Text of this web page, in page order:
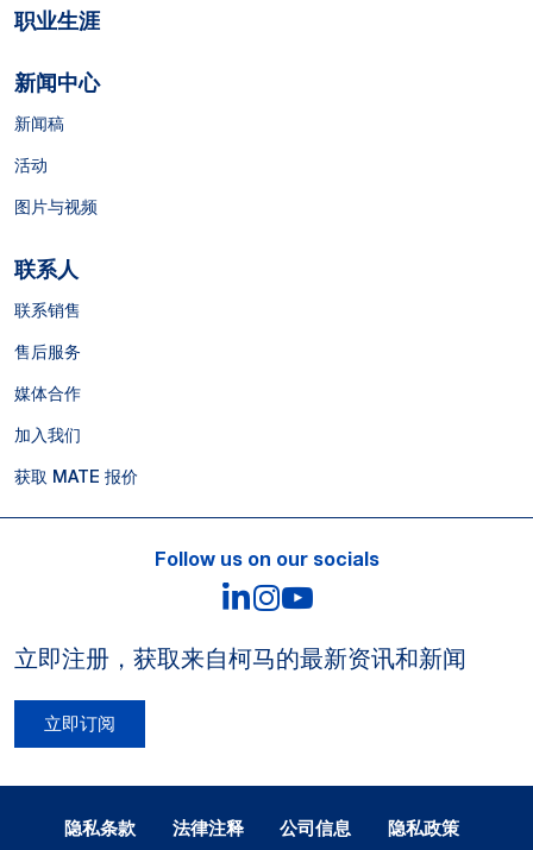
职业生涯
新闻中心
新闻稿
活动
图片与视频
联系人
联系销售
售后服务
媒体合作
加入我们
获取 MATE 报价
Follow us on our socials
LinkedIn
Instagram
立即注册，获取来自柯马的最新资讯和新闻
立即订阅
隐私条款 法律注释 公司信息 隐私政策